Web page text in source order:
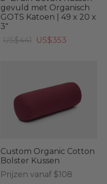
gevuld met Organisch
GOTS Katoen | 49 x 20 x
3″
US$441
Oorspronkelijke
US$353
Huidige
Custom Organic Cotton
Bolster Kussen
Prijzen vanaf $108